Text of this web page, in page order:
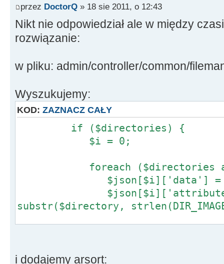
przez DoctorQ » 18 sie 2011, o 12:43
Nikt nie odpowiedział ale w między
rozwiązanie:
w pliku: admin/controller/common/
Wyszukujemy:
KOD: ZAZNACZ CAŁY
if ($directories) {
$i = 0;
foreach ($directories as
$json[$i]['data'] =
substr($directory,
i dodajemy arsort: